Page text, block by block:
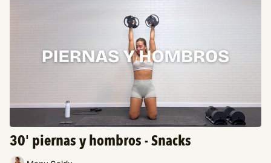
30' piernas y hombros - Snacks